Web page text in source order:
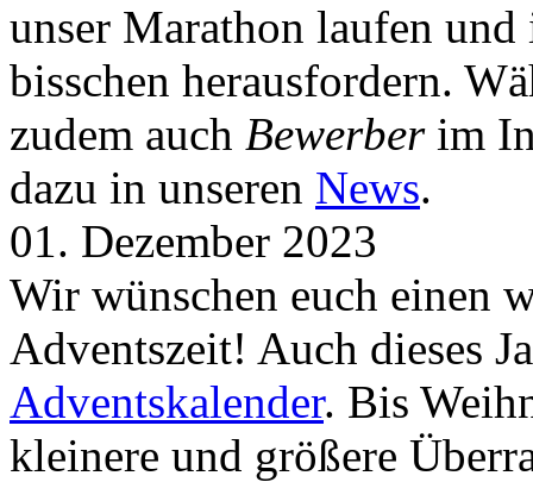
unser Marathon laufen
bisschen herausfordern.
zudem auch Bewerberim
dazu in unseren News.
01. Dezember 2023
Wir wünschen euch einen
Adventszeit! Auch dieses
Adventskalender. Bis
kleinere und größere